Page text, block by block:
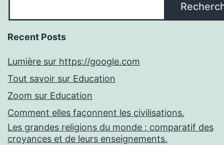
Recent Posts
Lumière sur https://google.com
Tout savoir sur Education
Zoom sur Education
Comment elles façonnent les civilisations.
Les grandes religions du monde : comparatif des
croyances et de leurs enseignements.